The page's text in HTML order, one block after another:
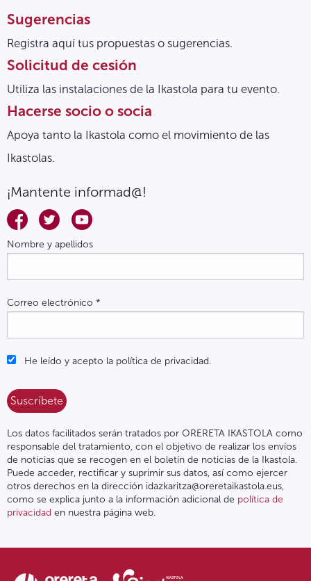
Sugerencias
Registra aquí tus propuestas o sugerencias.
Solicitud de cesión
Utiliza las instalaciones de la Ikastola para tu evento.
Hacerse socio o socia
Apoya tanto la Ikastola como el movimiento de las
Ikastolas.
¡Mantente informad@!
Nombre y apellidos
Correo electrónico *
He leído y acepto la política de privacidad.
Los datos facilitados serán tratados por ORERETA IKASTOLA como
responsable del tratamiento, con el objetivo de realizar los envíos
de noticias que se recogen en el boletín de noticias de la Ikastola.
Puede acceder, rectificar y suprimir sus datos, así como ejercer
otros derechos en la dirección idazkaritza@oreretaikastola.eus,
como se explica junto a la información adicional de política de
privacidad en nuestra página web.